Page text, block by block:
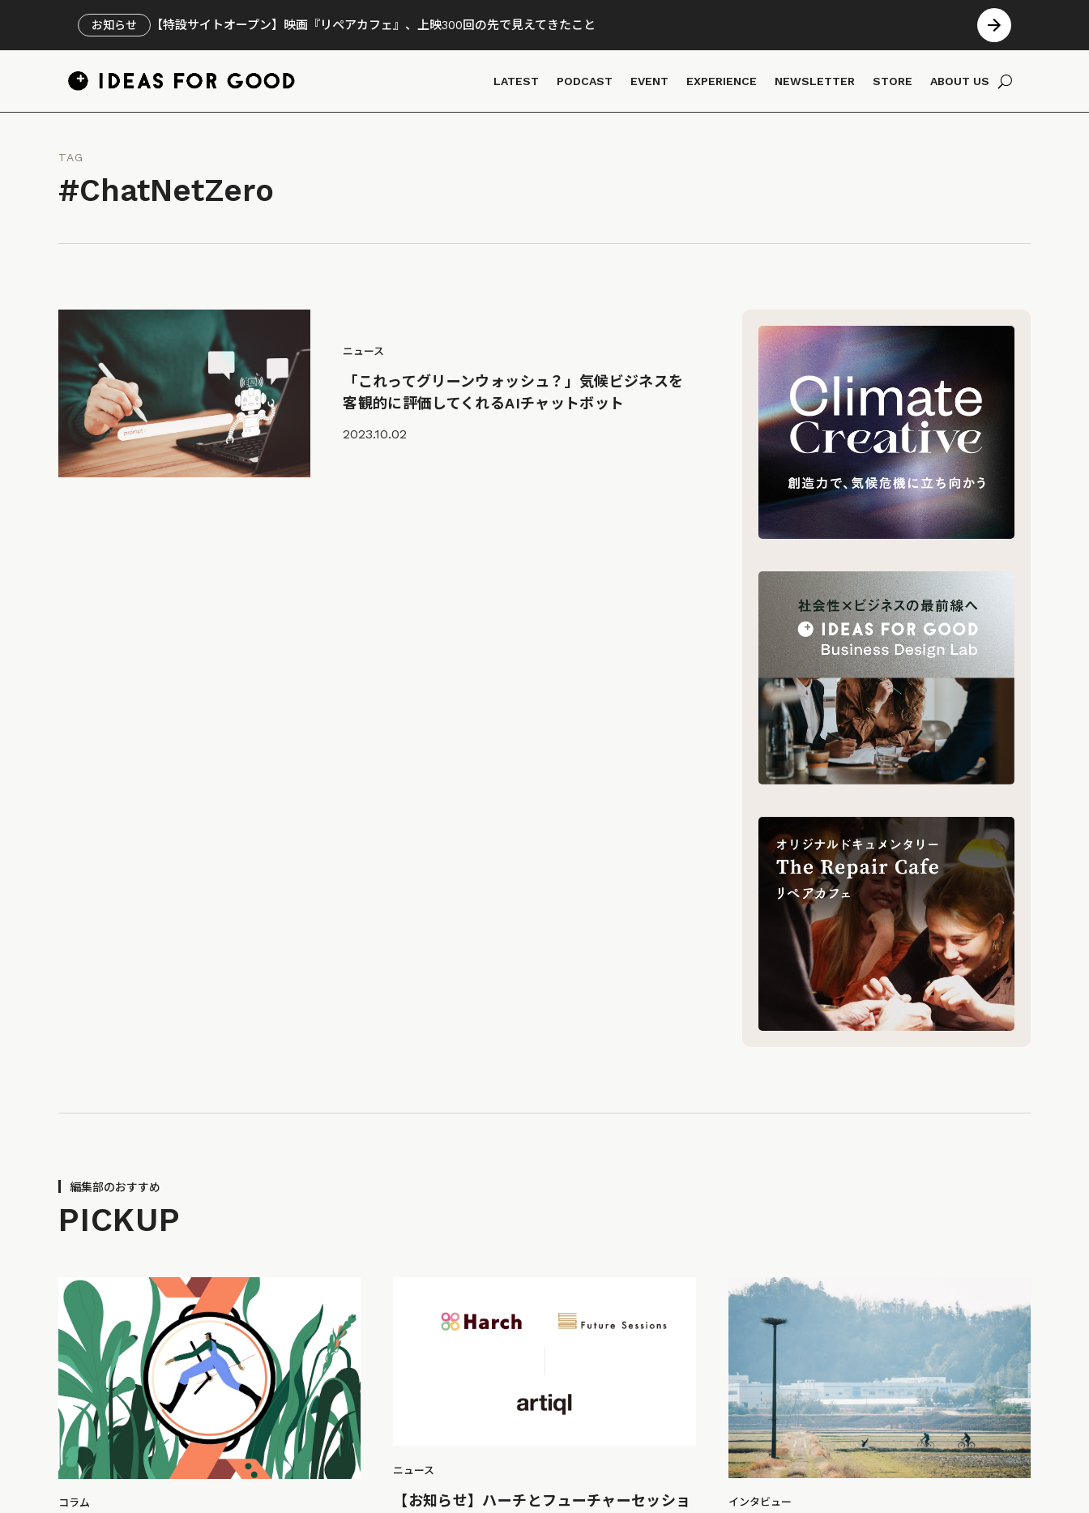
お知らせ 【特設サイトオープン】映画『リペアカフェ』、上映300回の先で見えてきたこと
LATEST PODCAST EVENT EXPERIENCE NEWSLETTER STORE ABOUT US
TAG
#ChatNetZero
ニュース
「これってグリーンウォッシュ？」気候ビジネスを
客観的に評価してくれるAIチャットボット
2023.10.02
編集部のおすすめ
PICKUP
コラム
ニュース
【お知らせ】ハーチとフューチャーセッショ
インタビュー